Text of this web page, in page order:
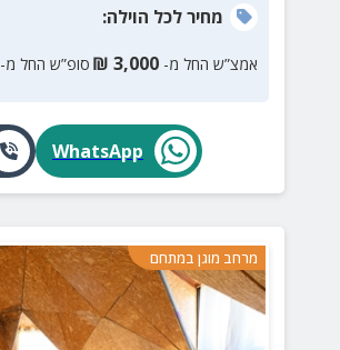
מחירלכל הוילה:
אמצ”ש החל מ- 3,000
₪ סופ”ש החל מ-
WhatsApp
מרחב מוגן במתחם